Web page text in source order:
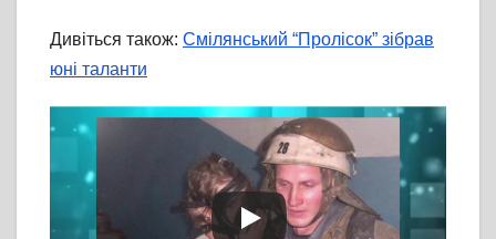
Дивіться також: Смілянський “Пролісок” зібрав
юні таланти